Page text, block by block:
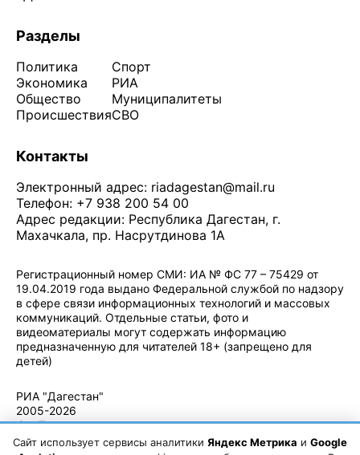
Разделы
Политика
Экономика
Общество
Происшествия
Спорт
РИА
Муниципалитеты
СВО
Контакты
Электронный адрес: riadagestan@mail.ru
Телефон: +7 938 200 54 00
Адрес редакции: Республика Дагестан, г.
Махачкала, пр. Насрутдинова 1А
Регистрационный номер СМИ: ИА № ФС 77 – 75429 от
19.04.2019 года выдано Федеральной службой по надзору
в сфере связи информационных технологий и массовых
коммуникаций. Отдельные статьи, фото и
видеоматериалы могут содержать информацию
предназначенную для читателей 18+ (запрещено для
детей)
РИА "Дагестан"
2005-2026
© - Правила
использования
Сайт использует сервисы аналитики Яндекс Метрика и Google